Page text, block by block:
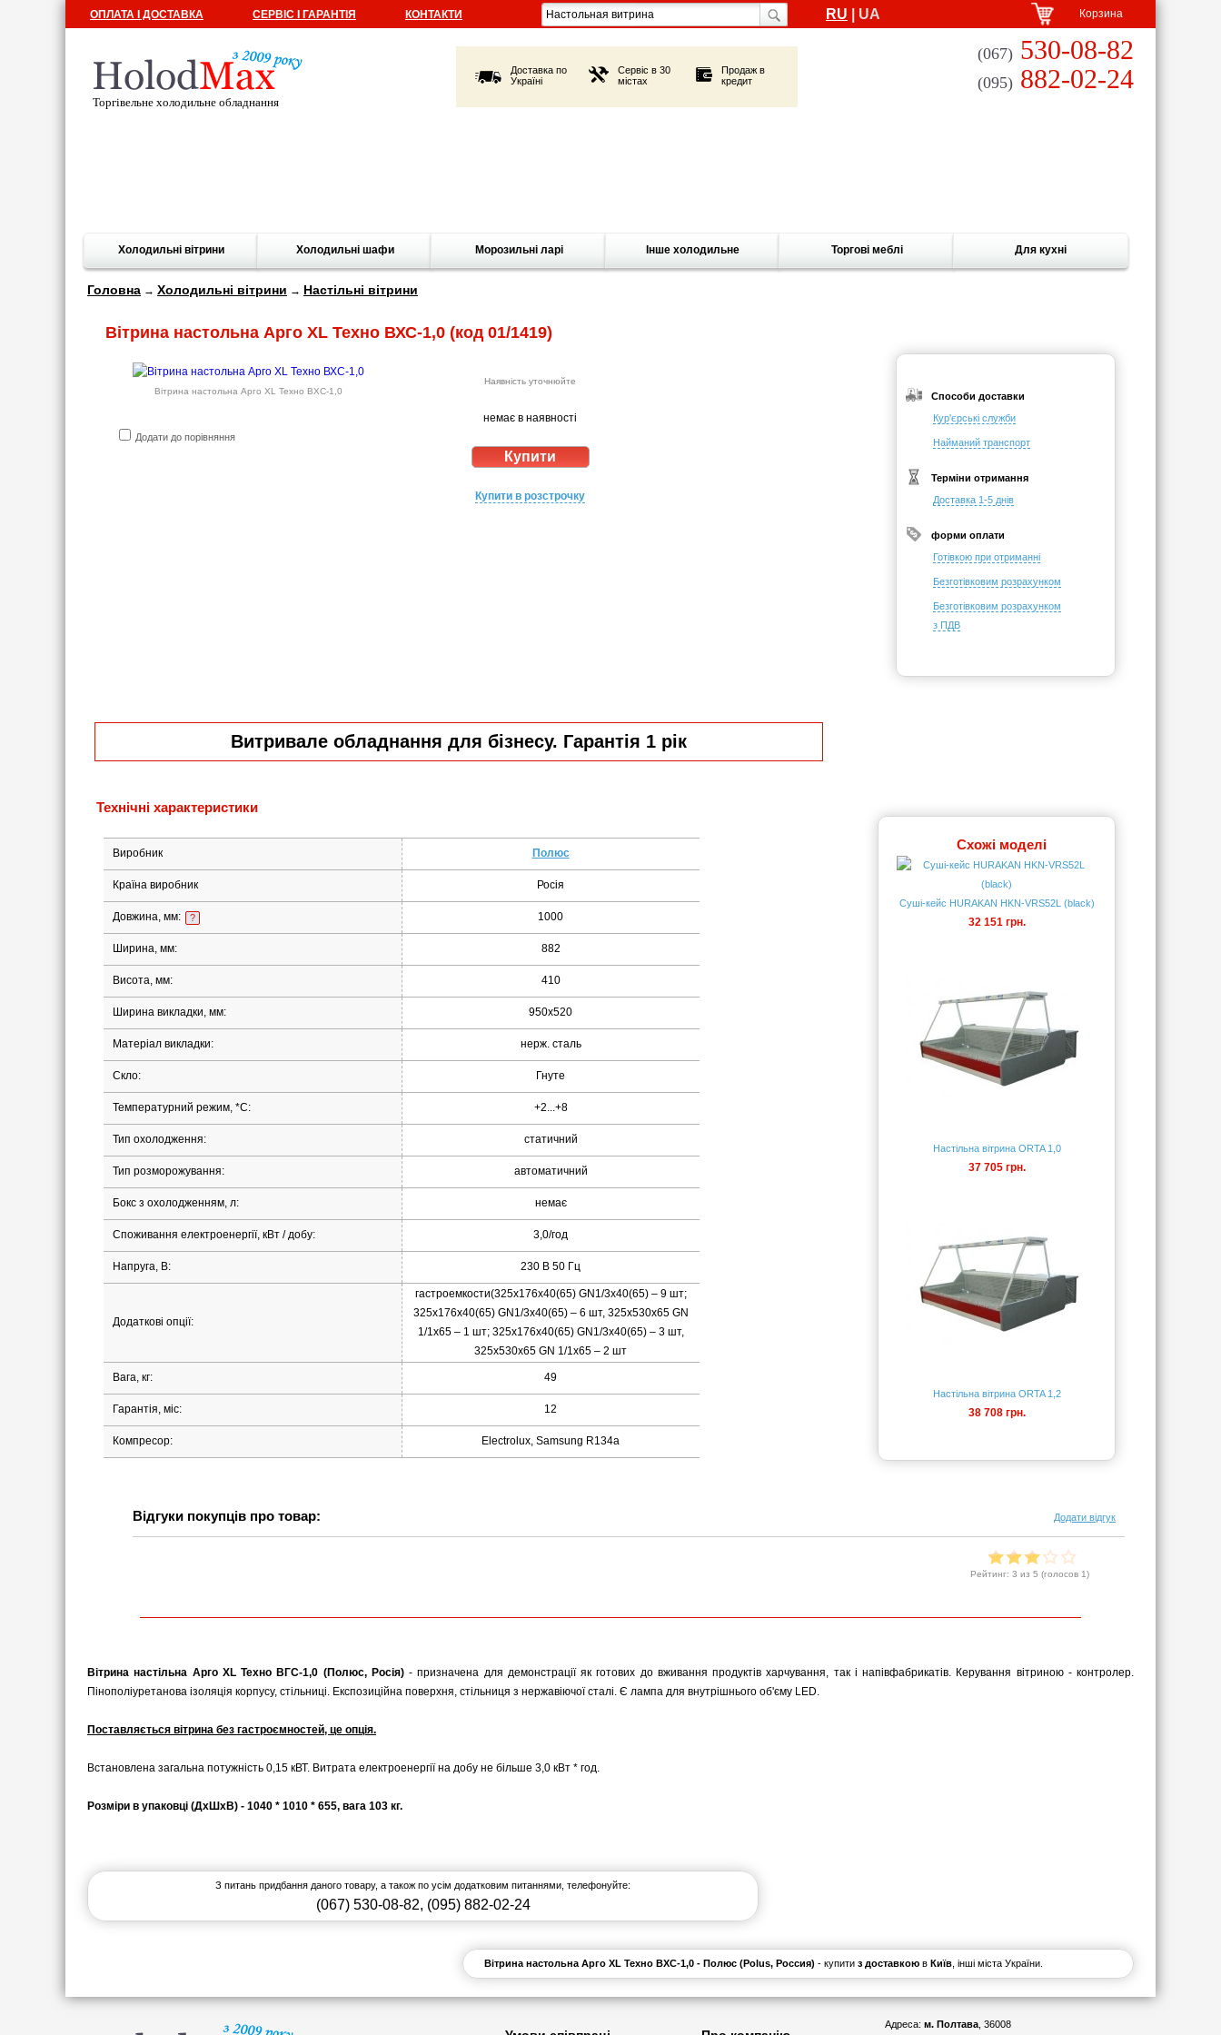
ОПЛАТА І ДОСТАВКА СЕРВІС І ГАРАНТІЯ КОНТАКТИ RU | UA Корзина
Торгівельне холодильне обладнання
Доставка по
Україні
Сервіс в 30
містах
Продаж в
кредит
(067) 530-08-82
(095) 882-02-24
Холодильні вітрини Холодильні шафи Морозильні ларі Інше холодильне Торгові меблі Для кухні
Головна → Холодильні вітрини → Настільні вітрини
Вітрина настольна Арго XL Техно ВХС-1,0 (код 01/1419)
Вітрина настольна Арго XL Техно ВХС-1,0
Додати до порівняння
Наявність уточнюйте
немає в наявності
Купити в розстрочку
Способи доставки
Кур'єрські служби
Найманий транспорт
Терміни отримання
Доставка 1-5 днів
форми оплати
Готівкою при отриманні
Безготівковим розрахунком
Безготівковим розрахунком
з ПДВ
Витривале обладнання для бізнесу. Гарантія 1 рік
Технічні характеристики
Виробник Полюс
Країна виробник Росія
Довжина, мм: ? 1000
Ширина, мм: 882
Висота, мм: 410
Ширина викладки, мм: 950х520
Матеріал викладки: нерж. сталь
Скло: Гнуте
Температурний режим, *С: +2...+8
Тип охолодження: статичний
Тип розморожування: автоматичний
Бокс з охолодженням, л: немає
Споживання електроенергії, кВт / добу: 3,0/год
Напруга, В: 230 В 50 Гц
Додаткові опції:
гастроемкости(325х176х40(65) GN1/3х40(65) – 9 шт;
325х176х40(65) GN1/3х40(65) – 6 шт, 325х530х65 GN
1/1х65 – 1 шт; 325х176х40(65) GN1/3х40(65) – 3 шт,
325х530х65 GN 1/1х65 – 2 шт
Вага, кг: 49
Гарантія, міс: 12
Компресор: Electrolux, Samsung R134a
Схожі моделі
Суші-кейс HURAKAN HKN-VRS52L (black)
32 151 грн.
Настільна вітрина ORTA 1,0
37 705 грн.
Настільна вітрина ORTA 1,2
38 708 грн.
Відгуки покупців про товар: Додати відгук
Рейтинг: 3 из 5 (голосов 1)
Вітрина настільна Арго XL Техно ВГС-1,0 (Полюс, Росія) - призначена для демонстрації як готових до вживання продуктів харчування, так і напівфабрикатів. Керування вітриною - контролер.
Пінополіуретанова ізоляція корпусу, стільниці. Експозиційна поверхня, стільниця з нержавіючої сталі. Є лампа для внутрішнього об'єму LED.
Поставляється вітрина без гастроємностей, це опція.
Встановлена загальна потужність 0,15 кВТ. Витрата електроенергії на добу не більше 3,0 кВт * год.
Розміри в упаковці (ДхШхВ) - 1040 * 1010 * 655, вага 103 кг.
З питань придбання даного товару, а також по усім додатковим питаннями, телефонуйте:
(067) 530-08-82, (095) 882-02-24
Вітрина настольна Арго XL Техно ВХС-1,0 - Полюс (Polus, Россия) - купити з доставкоюв Київ, інші міста України.
Адреса: м. Полтава, 36008